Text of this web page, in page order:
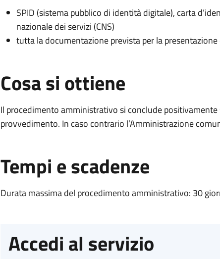
SPID (sistema pubblico di identità digitale), carta
nazionale dei servizi (CNS)
tutta la documentazione prevista per la presentazione
Cosa si ottiene
Il procedimento amministrativo si conclude positivamente
provvedimento. In caso contrario l’Amministrazione
Tempi e scadenze
Durata massima del procedimento amministrativo: 30
Accedi al servizio